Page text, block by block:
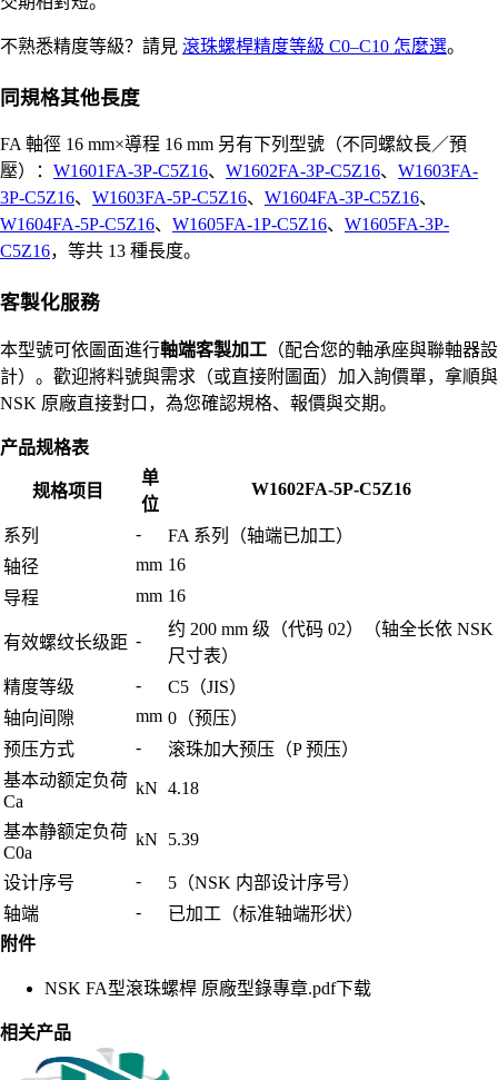
不熟悉精度等級？請見 滾珠螺桿精度等級 C0–C10 怎麼選。
同規格其他長度
FA 軸徑 16 mm×導程 16 mm 另有下列型號（不同螺紋長／預
壓）： W1601FA-3P-C5Z16、 W1602FA-3P-C5Z16、 W1603FA-
3P-C5Z16、 W1603FA-5P-C5Z16、 W1604FA-3P-C5Z16、
W1604FA-5P-C5Z16、 W1605FA-1P-C5Z16、 W1605FA-3P-
C5Z16，等共 13 種長度。
客製化服務
本型號可依圖面進行軸端客製加工 （配合您的軸承座與聯軸器設
計）。歡迎將料號與需求（或直接附圖面）加入詢價單，拿順與
NSK 原廠直接對口，為您確認規格、報價與交期。
产品规格表
规格项目
单
位
W1602FA-5P-C5Z16
系列 -
FA 系列（轴端已加工）
轴径
mm 16
导程
mm 16
有效螺纹长级距 -
约 200 mm 级（代码 02）（轴全长依 NSK
尺寸表）
精度等级
-
C5（JIS）
轴向间隙
mm 0（预压）
预压方式
-
滚珠加大预压（P 预压）
基本动额定负荷
Ca
kN 4.18
基本静额定负荷
C0a
kN 5.39
设计序号 -
5（NSK 内部设计序号）
轴端
-
已加工（标准轴端形状）
附件
NSK FA型滾珠螺桿 原廠型錄專章.pdf下载
相关产品